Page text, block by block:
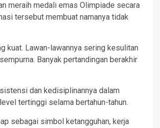
meraih medali emas Olimpiade secara
tersebut membuat namanya tidak
kuat. Lawan-lawannya sering kesulitan
Banyak pertandingan berakhir
dan kedisiplinannya dalam
tertinggi selama bertahun-tahun.
sebagai simbol ketangguhan, kerja